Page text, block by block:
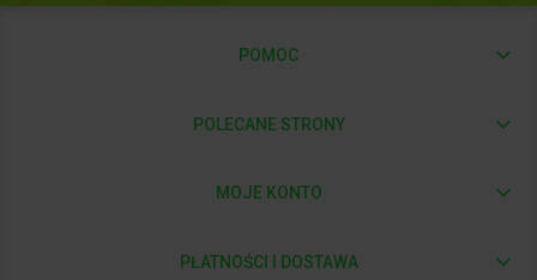
POMOC
POLECANE STRONY
MOJE KONTO
PŁATNOŚCI I DOSTAWA